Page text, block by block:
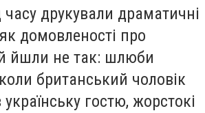
часу друкували драматичні
як домовленості про
йшли не так: шлюби
британський чоловік
гостю, жорстокі